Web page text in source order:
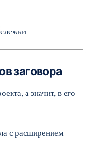
заговора
а значит, в его
с расширением